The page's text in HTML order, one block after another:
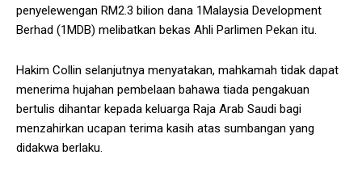
penyelewengan RM2.3 bilion dana 1Malaysia Development
Berhad (1MDB) melibatkan bekas Ahli Parlimen Pekan itu.
Hakim Collin selanjutnya menyatakan, mahkamah tidak dapat
menerima hujahan pembelaan bahawa tiada pengakuan
bertulis dihantar kepada keluarga Raja Arab Saudi bagi
menzahirkan ucapan terima kasih atas sumbangan yang
didakwa berlaku.